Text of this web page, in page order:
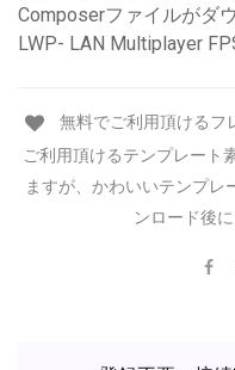
Composerファイルがダ
LWP- LAN Multiplayer
無料でご利用頂けるフ
ご利用頂けるテンプレート
ますが、かわいいテンプレ
ンロード後